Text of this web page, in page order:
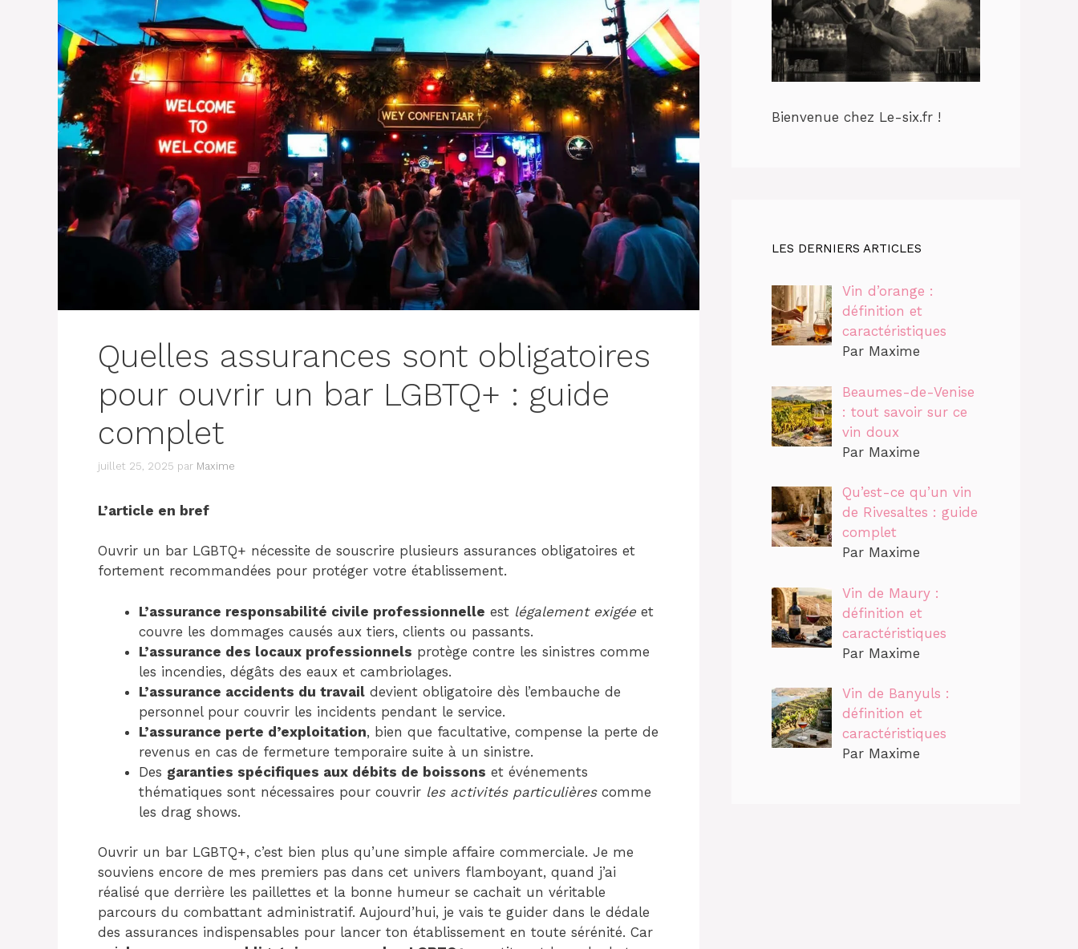
Quelles assurances sont obligatoires
pour ouvrir un bar LGBTQ+ : guide
complet
juillet 25, 2025 par Maxime
L’article en bref
Ouvrir un bar LGBTQ+ nécessite de souscrire plusieurs assurances obligatoires et
fortement recommandées pour protéger votre établissement.
L’assurance responsabilité civile professionnelle est légalement exigée et
couvre les dommages causés aux tiers, clients ou passants.
L’assurance des locaux professionnels protège contre les sinistres comme
les incendies, dégâts des eaux et cambriolages.
L’assurance accidents du travail devient obligatoire dès l’embauche de
personnel pour couvrir les incidents pendant le service.
L’assurance perte d’exploitation, bien que facultative, compense la perte de
revenus en cas de fermeture temporaire suite à un sinistre.
Des garanties spécifiques aux débits de boissons et événements
thématiques sont nécessaires pour couvrir les activités particulièrescomme
les drag shows.
Ouvrir un bar LGBTQ+, c’est bien plus qu’une simple affaire commerciale. Je me
souviens encore de mes premiers pas dans cet univers flamboyant, quand j’ai
réalisé que derrière les paillettes et la bonne humeur se cachait un véritable
parcours du combattant administratif. Aujourd’hui, je vais te guider dans le dédale
des assurances indispensables pour lancer ton établissement en toute sérénité. Car
Bienvenue chez Le-six.fr !
LES DERNIERS ARTICLES
Vin d’orange :
définition et
caractéristiques
Par Maxime
Beaumes-de-Venise
: tout savoir sur ce
vin doux
Par Maxime
Qu’est-ce qu’un vin
de Rivesaltes : guide
complet
Par Maxime
Vin de Maury :
définition et
caractéristiques
Par Maxime
Vin de Banyuls :
définition et
caractéristiques
Par Maxime